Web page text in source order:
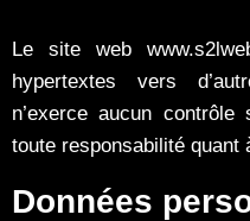
Le site web
hypertextes vers
n’exerce aucun
toute responsabilité quant
Données